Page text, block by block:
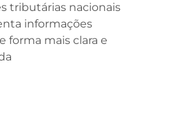
tributárias nacionais
informações
forma mais clara e